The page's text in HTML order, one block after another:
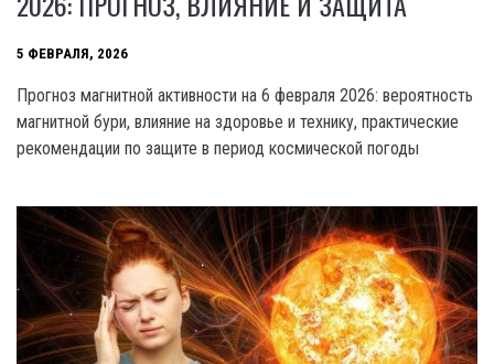
5 ФЕВРАЛЯ, 2026
Прогноз магнитной активности на 6 февраля 2026: вероятность
магнитной бури, влияние на здоровье и технику, практические
рекомендации по защите в период космической погоды